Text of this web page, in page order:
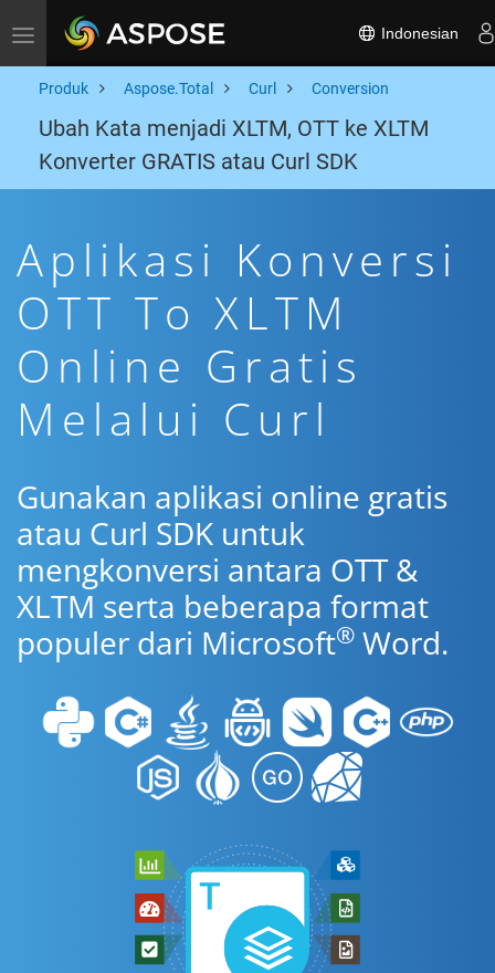
Toggle navigation Indonesian
Produk Aspose.Total Curl Conversion
Ubah Kata menjadi XLTM, OTT ke XLTM
Konverter GRATIS atau Curl SDK
Aplikasi Konversi
OTT To XLTM
Online Gratis
Melalui Curl
Gunakan aplikasi online gratis
atau Curl SDK untuk
mengkonversi antara OTT &
XLTM serta beberapa format
populer dari Microsoft® Word.